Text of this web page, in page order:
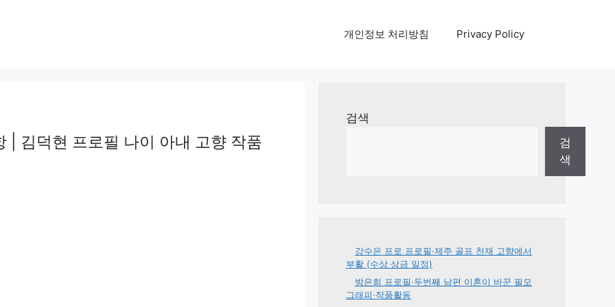
개인정보 처리방침 Privacy Policy
| 김덕현 프로필 나이 아내 고향 작품
검색
검
색
강수은 프로 프로필·제주 골프 천재 고향에서
부활 (수상 상금 일정)
방은희 프로필·두번째 남편 이혼이 바꾼 필모
그래피·작품활동